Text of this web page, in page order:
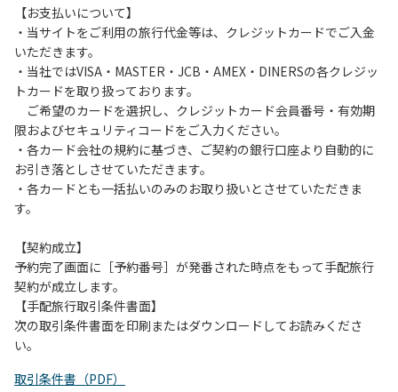
・定期的な施設の消毒。
・スタッフの体調管理、健康チェックの徹底。
・使い捨てスリッパをご用意しております。
・施設内の換気。
※食事中は窓を開けて換気をさせていただく場合がございま
す。また、山の上なので朝晩は冷えます。服装は１枚多めに
ご用意ください。
【お客様へお願い】
・パブリックスペースでは、食事中以外はマスクの着用をお
願いします。
・トイレは各客室のトイレをご利用ください。
※緊急時以外の食堂のトイレの使用は禁止とさせていただき
ます。
【お支払いについて】
・当サイトをご利用の旅行代金等は、クレジットカードでご入金
いただきます。
・当社ではVISA・MASTER・JCB・AMEX・DINERSの各クレジッ
トカードを取り扱っております。
ご希望のカードを選択し、クレジットカード会員番号・有効期
限およびセキュリティコードをご入力ください。
・各カード会社の規約に基づき、ご契約の銀行口座より自動的に
お引き落としさせていただきます。
・各カードとも一括払いのみのお取り扱いとさせていただきま
す。
【契約成立】
予約完了画面に［予約番号］が発番された時点をもって手配旅行
契約が成立します。
【手配旅行取引条件書面】
次の取引条件書面を印刷またはダウンロードしてお読みくださ
い。
取引条件書（PDF）